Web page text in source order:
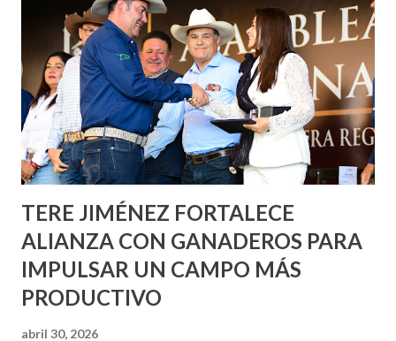
metros cuadrados de pintura, para dar inicio en la calle
Nieto, entre Jesús F. Elizondo y la calle 22 de Octubre, con
lo que se aplicará pintura en 66 casas. Posteriormente se
llevará este programa a Villas de Nuestra Señora de la
Asunción, Avenida Alameda y Decreto 27 de Septiembre, en
los edificios FOVISSSTE Ojo de Agua, en la comunidad
Norias de Paso Hondo y en los edificios de...
TERE JIMÉNEZ FORTALECE
ALIANZA CON GANADEROS PARA
IMPULSAR UN CAMPO MÁS
PRODUCTIVO
abril 30, 2026